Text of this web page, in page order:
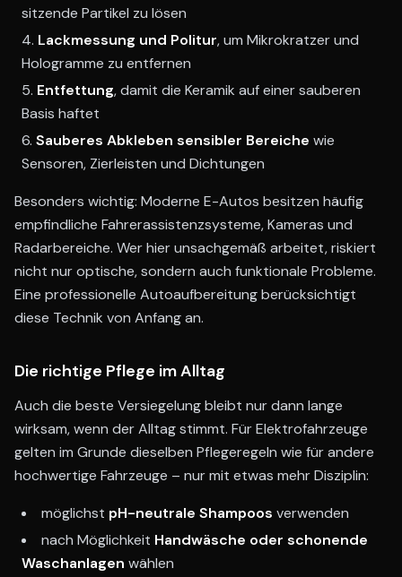
sitzende Partikel zu lösen
Lackmessung und Politur, um Mikrokratzer und
Hologramme zu entfernen
Entfettung, damit die Keramik auf einer sauberen
Basis haftet
Sauberes Abkleben sensibler Bereiche wie
Sensoren, Zierleisten und Dichtungen
Besonders wichtig: Moderne E-Autos besitzen häufig
empfindliche Fahrerassistenzsysteme, Kameras und
Radarbereiche. Wer hier unsachgemäß arbeitet, riskiert
nicht nur optische, sondern auch funktionale Probleme.
Eine professionelle Autoaufbereitung berücksichtigt
diese Technik von Anfang an.
Die richtige Pflege im Alltag
Auch die beste Versiegelung bleibt nur dann lange
wirksam, wenn der Alltag stimmt. Für Elektrofahrzeuge
gelten im Grunde dieselben Pflegeregeln wie für andere
hochwertige Fahrzeuge – nur mit etwas mehr Disziplin:
möglichst pH-neutrale Shampoos verwenden
nach Möglichkeit Handwäsche oder schonende
Waschanlagen wählen